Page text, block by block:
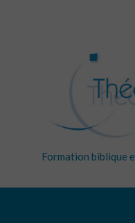
Formation biblique